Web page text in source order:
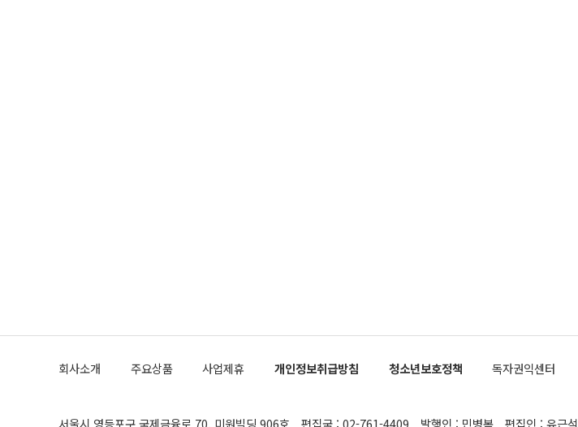
회사소개 주요상품 사업제휴 개인정보취급방침 청소년보호정책 독자권익센터
서울시 영등포구 국제금융로 70, 미원빌딩 906호 편집국 : 02-761-4409 발행인 : 민병복 편집인 : 유근석